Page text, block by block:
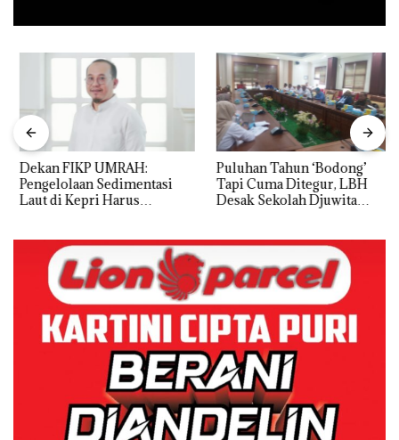
Dekan FIKP UMRAH:
Pengelolaan Sedimentasi
Laut di Kepri Harus
dengan Konservasi
Puluhan Tahun ‘Bodong’
Tapi Cuma Ditegur, LBH
Desak Sekolah Djuwita